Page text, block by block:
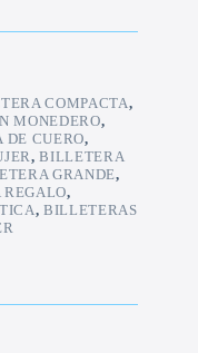
COMPACTA,
MONEDERO,
CUERO,
,BILLETERA
GRANDE,
REGALO,
,BILLETERAS